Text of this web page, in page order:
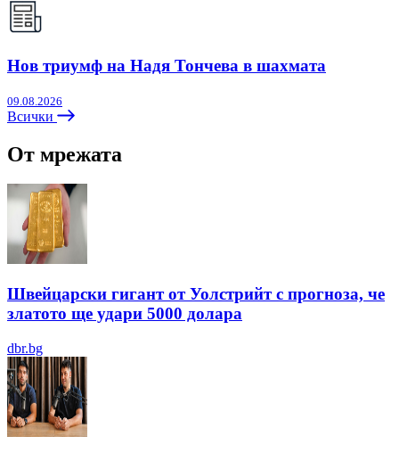
Нов триумф на Надя Тончева в шахмата
09.08.2026
Всички
От мрежата
Швейцарски гигант от Уолстрийт с прогноза, че
златото ще удари 5000 долара
dbr.bg